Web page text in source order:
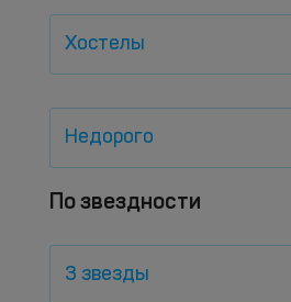
Хостелы
Недорого
По звездности
3 звезды